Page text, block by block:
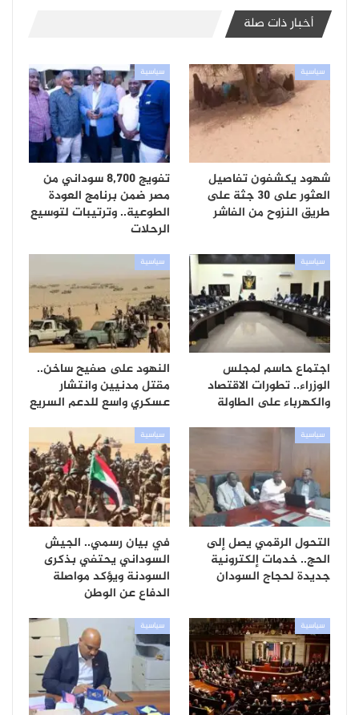
أخبار ذات صلة
سياسية
شهود يكشفون تفاصيل
العثور على 30 جثة على
طريق النزوح من الفاشر
سياسية
تفويج 8,700 سوداني من
مصر ضمن برنامج العودة
الطوعية.. وترتيبات لتوسيع
الرحلات
سياسية
اجتماع حاسم لمجلس
الوزراء.. تطورات الاقتصاد
والكهرباء على الطاولة
سياسية
النهود على صفيح ساخن..
مقتل مدنيين وانتشار
عسكري واسع للدعم السريع
سياسية
التحول الرقمي يصل إلى
الحج.. خدمات إلكترونية
جديدة لحجاج السودان
سياسية
في بيان رسمي.. الجيش
السوداني يحتفي بذكرى
السودنة ويؤكد مواصلة
الدفاع عن الوطن
سياسية سياسية